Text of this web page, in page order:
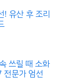
! 유산 후 조리
쓰릴 때 소화
전문가 엄선